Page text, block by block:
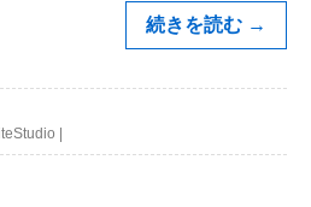
続きを読む →
|